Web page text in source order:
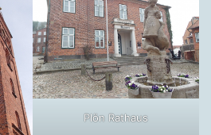
Plön Rathaus